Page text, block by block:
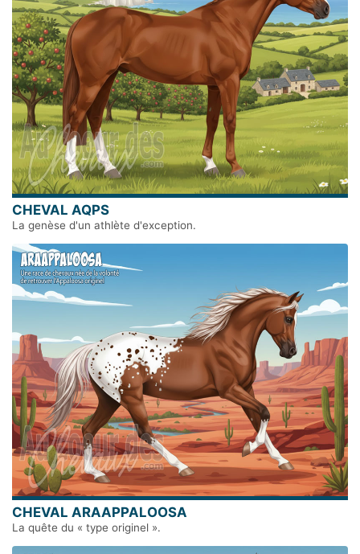
CHEVAL AQPS
La genèse d'un athlète d'exception.
CHEVAL ARAAPPALOOSA
La quête du « type originel ».